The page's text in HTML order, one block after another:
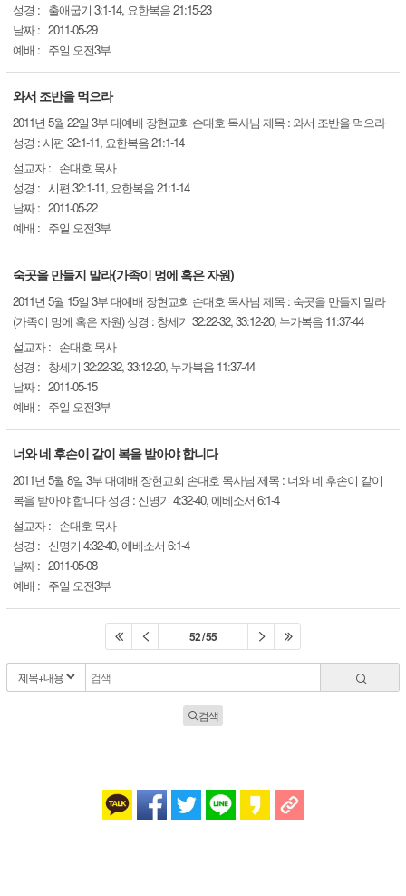
성경 : 출애굽기 3:1-14, 요한복음 21:15-23
날짜 : 2011-05-29
예배 : 주일 오전3부
와서 조반을 먹으라
2011년 5월 22일 3부 대예배 장현교회 손대호 목사님 제목 : 와서 조반을 먹으라
성경 : 시편 32:1-11, 요한복음 21:1-14
설교자 : 손대호 목사
성경 : 시편 32:1-11, 요한복음 21:1-14
날짜 : 2011-05-22
예배 : 주일 오전3부
숙곳을 만들지 말라(가족이 멍에 혹은 자원)
2011년 5월 15일 3부 대예배 장현교회 손대호 목사님 제목 : 숙곳을 만들지 말라
(가족이 멍에 혹은 자원) 성경 : 창세기 32:22-32, 33:12-20, 누가복음 11:37-44
설교자 : 손대호 목사
성경 : 창세기 32:22-32, 33:12-20, 누가복음 11:37-44
날짜 : 2011-05-15
예배 : 주일 오전3부
너와 네 후손이 같이 복을 받아야 합니다
2011년 5월 8일 3부 대예배 장현교회 손대호 목사님 제목 : 너와 네 후손이 같이
복을 받아야 합니다 성경 : 신명기 4:32-40, 에베소서 6:1-4
설교자 : 손대호 목사
성경 : 신명기 4:32-40, 에베소서 6:1-4
날짜 : 2011-05-08
예배 : 주일 오전3부
52 / 55
검색